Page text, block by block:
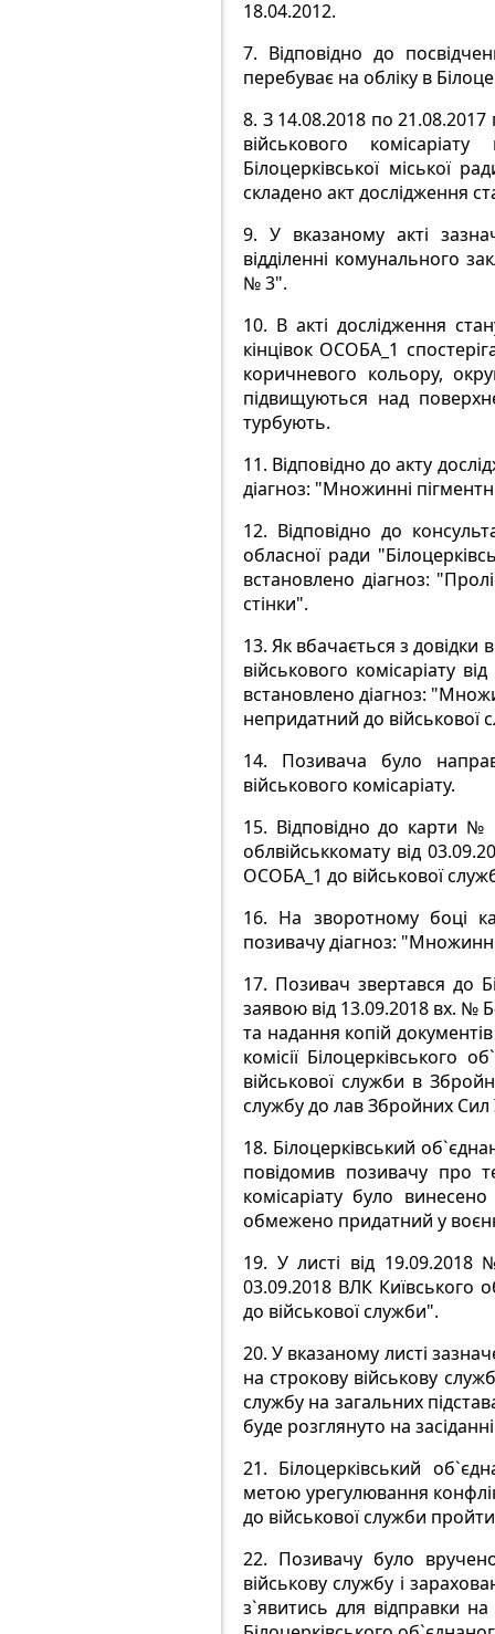
18.04.2012.
7. Відповідно до
перебуває на обліку в
8. З 14.08.2018 по
військового
Білоцерківської міської
складено акт дослідження
9.У вказаному акті
відділенні комунального
№ 3".
10. В акті дослідження
кінцівок ОСОБА_1
коричневого кольору,
підвищуються над
турбують.
11. Відповідно до акту
діагноз: "Множинні
12. Відповідно до
обласної ради
встановлено діагноз:
стінки".
13.Як вбачається з довідки
військового комісаріату
встановлено діагноз:
непридатний до
14. Позивача було
військового комісаріату.
15. Відповідно до карти №
облвійськкомату від
ОСОБА_1 до військової
16. На зворотному боці
позивачу діагноз:
17. Позивач звертався до
заявою від 13.09.2018 вх. №
та надання копій
комісії Білоцерківського
військової служби в
службу до лав Збройних Сил
18. Білоцерківський
повідомив позивачу про
комісаріату було
обмежено придатний у
19. У листі від
03.09.2018 ВЛК Київського
до військової служби".
20.У вказаному листі
на строкову військову
службу на загальних
буде розглянуто на
21. Білоцерківський
метою урегулювання
до військової служби
22. Позивачу було
військову службу і
з`явитись для відправки